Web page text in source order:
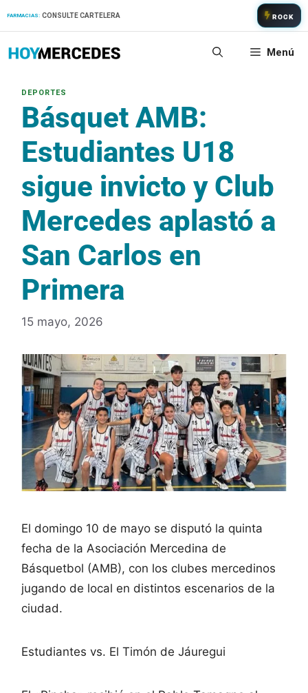
FARMACIAS: CONSULTE CARTELERA ROCK
Menú
Básquet AMB:
Estudiantes U18
sigue invicto y Club
Mercedes aplastó a
San Carlos en
Primera
15 mayo, 2026
El domingo 10 de mayo se disputó la quinta
fecha de la Asociación Mercedina de
Básquetbol (AMB), con los clubes mercedinos
jugando de local en distintos escenarios de la
ciudad.
Estudiantes vs. El Timón de Jáuregui